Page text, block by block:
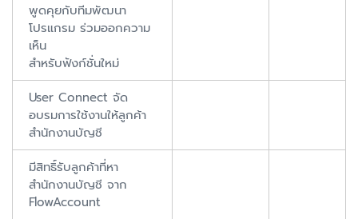
พูดคุยกับทีมพัฒนา
โปรแกรม ร่วมออกความ
เห็น
สำหรับฟังก์ชั่นใหม่
User Connect จัด
อบรมการใช้งานให้ลูกค้า
สำนักงานบัญชี
มีสิทธิ์รับลูกค้าที่หา
สำนักงานบัญชี จาก
FlowAccount